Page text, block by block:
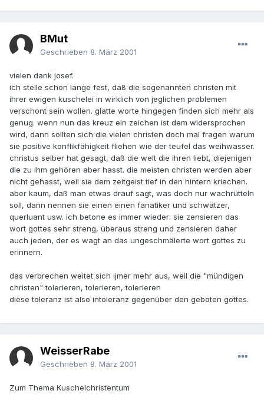
BMut
Geschrieben 8. März 2001
vielen dank josef.
ich stelle schon lange fest, daß die sogenannten christen mit
ihrer ewigen kuschelei in wirklich von jeglichen problemen
verschont sein wollen. glatte worte hingegen finden sich mehr als
genug. wenn nun das kreuz ein zeichen ist dem widersprochen
wird, dann sollten sich die vielen christen doch mal fragen warum
sie positive konflikfähigkeit fliehen wie der teufel das weihwasser.
christus selber hat gesagt, daß die welt die ihren liebt, diejenigen
die zu ihm gehören aber hasst. die meisten christen werden aber
nicht gehasst, weil sie dem zeitgeist tief in den hintern kriechen.
aber kaum, daß man etwas drauf sagt, was doch nur wachrütteln
soll, dann nennen sie einen einen fanatiker und schwätzer,
querluant usw. ich betone es immer wieder: sie zensieren das
wort gottes sehr streng, überaus streng und zensieren daher
auch jeden, der es wagt an das ungeschmälerte wort gottes zu
erinnern.
das verbrechen weitet sich ijmer mehr aus, weil die "mündigen
christen" tolerieren, tolerieren, tolerieren
diese toleranz ist also intoleranz gegenüber den geboten gottes.
WeisserRabe
Geschrieben 8. März 2001
Zum Thema Kuschelchristentum